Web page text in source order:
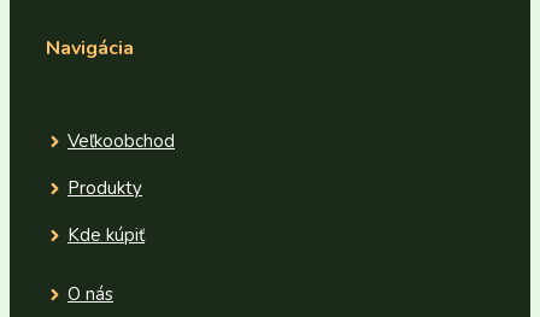
Navigácia
Veľkoobchod
Produkty
Kde kúpiť
O nás